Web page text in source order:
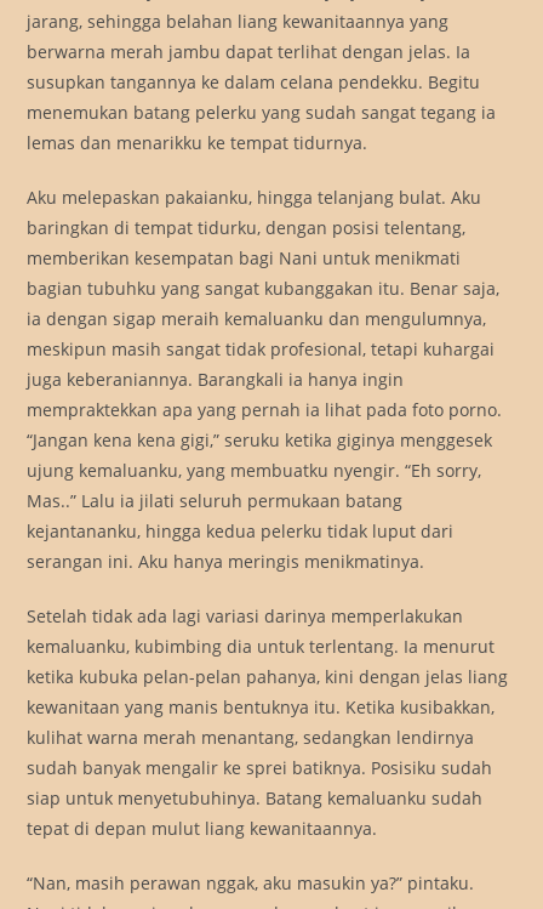
jarang, sehingga belahan liang kewanitaannya yang
berwarna merah jambu dapat terlihat dengan jelas. Ia
susupkan tangannya ke dalam celana pendekku. Begitu
menemukan batang pelerku yang sudah sangat tegang ia
lemas dan menarikku ke tempat tidurnya.
Aku melepaskan pakaianku, hingga telanjang bulat. Aku
baringkan di tempat tidurku, dengan posisi telentang,
memberikan kesempatan bagi Nani untuk menikmati
bagian tubuhku yang sangat kubanggakan itu. Benar saja,
ia dengan sigap meraih kemaluanku dan mengulumnya,
meskipun masih sangat tidak profesional, tetapi kuhargai
juga keberaniannya. Barangkali ia hanya ingin
mempraktekkan apa yang pernah ia lihat pada foto porno.
“Jangan kena kena gigi,” seruku ketika giginya menggesek
ujung kemaluanku, yang membuatku nyengir. “Eh sorry,
Mas..” Lalu ia jilati seluruh permukaan batang
kejantananku, hingga kedua pelerku tidak luput dari
serangan ini. Aku hanya meringis menikmatinya.
Setelah tidak ada lagi variasi darinya memperlakukan
kemaluanku, kubimbing dia untuk terlentang. Ia menurut
ketika kubuka pelan-pelan pahanya, kini dengan jelas liang
kewanitaan yang manis bentuknya itu. Ketika kusibakkan,
kulihat warna merah menantang, sedangkan lendirnya
sudah banyak mengalir ke sprei batiknya. Posisiku sudah
siap untuk menyetubuhinya. Batang kemaluanku sudah
tepat di depan mulut liang kewanitaannya.
“Nan, masih perawan nggak, aku masukin ya?” pintaku.